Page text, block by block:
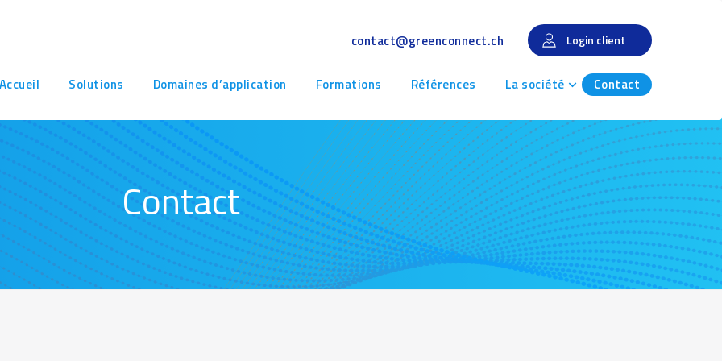
contact@greenconnect.ch Login client
Navigation
Accueil Solutions Domaines d’application Formations Références La société Contact
Contact